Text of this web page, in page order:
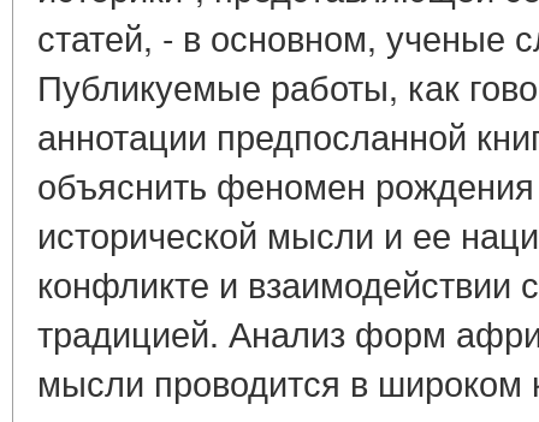
статей, - в основном, ученые
Публикуемые работы, как
аннотации предпосланной
объяснить феномен
исторической мысли и ее
конфликте и взаимодействии
традицией. Анализ форм
мысли проводится в широком